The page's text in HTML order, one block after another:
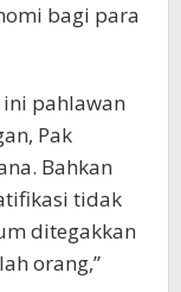
bagi para
pahlawan
Pak
Bahkan
tidak
ditegakkan
orang,”